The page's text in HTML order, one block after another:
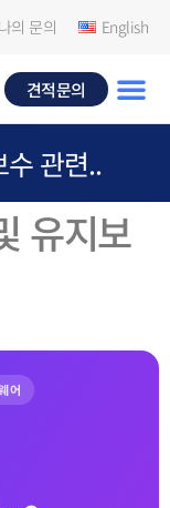
나의 문의 English
견적문의
관련..
유지보
어